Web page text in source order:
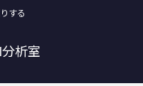
する
析室